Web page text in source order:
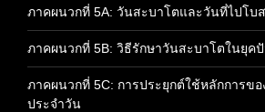
ภาคผนวกที่ 5A: วันสะบาโตและวันที่ไปโบ
ภาคผนวกที่ 5B: วิธีรักษาวันสะบาโตในยุค
ภาคผนวกที่ 5C: การประยุกต์ใช้หลักการข
ประจำวัน